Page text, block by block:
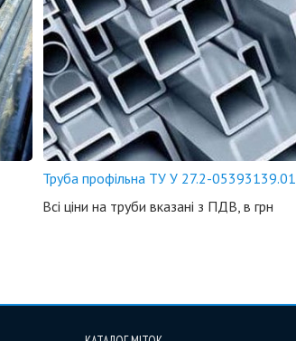
Труба профільна ТУ У 27.2-05393139.01
Всі ціни на труби вказані з ПДВ, в грн